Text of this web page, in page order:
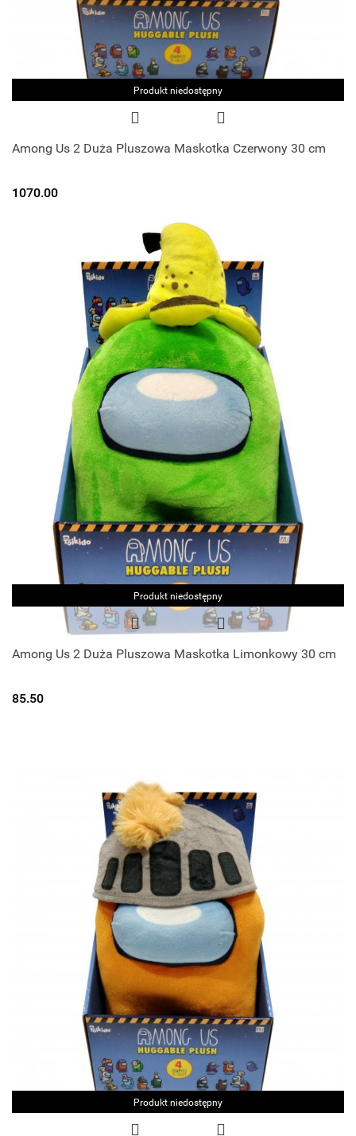
Produkt niedostępny
Among Us 2 Duża Pluszowa Maskotka Czerwony 30 cm
1070.00
Produkt niedostępny
Among Us 2 Duża Pluszowa Maskotka Limonkowy 30 cm
85.50
Produkt niedostępny